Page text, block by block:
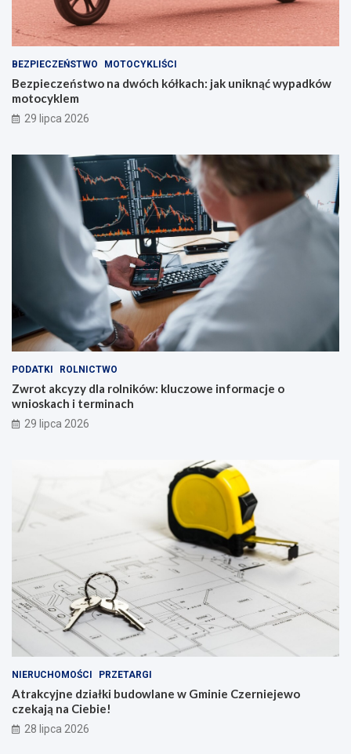
BEZPIECZEŃSTWO MOTOCYKLIŚCI
Bezpieczeństwo na dwóch kółkach: jak uniknąć wypadków
motocyklem
29 lipca 2026
PODATKI ROLNICTWO
Zwrot akcyzy dla rolników: kluczowe informacje o
wnioskach i terminach
29 lipca 2026
NIERUCHOMOŚCI PRZETARGI
Atrakcyjne działki budowlane w Gminie Czerniejewo
czekają na Ciebie!
28 lipca 2026